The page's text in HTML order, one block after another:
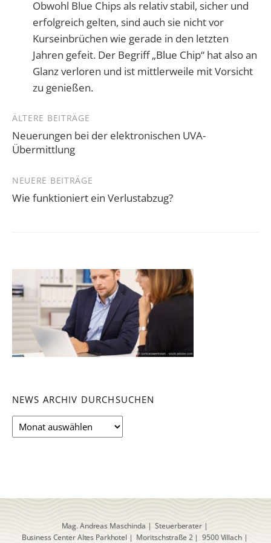
Obwohl Blue Chips als relativ stabil, sicher und
erfolgreich gelten, sind auch sie nicht vor
Kurseinbrüchen wie gerade in den letzten
Jahren gefeit. Der Begriff „Blue Chip“ hat also an
Glanz verloren und ist mittlerweile mit Vorsicht
zu genießen.
Beitragsnavigation
ÄLTERE BEITRÄGE
Neuerungen bei der elektronischen UVA-
Übermittlung
NEUERE BEITRÄGE
Wie funktioniert ein Verlustabzug?
NEWS ARCHIV DURCHSUCHEN
News
Archiv
Mag. Andreas Maschinda |Steuerberater|
Business Center Altes Parkhotel| Moritschstraße 2|9500 Villach|